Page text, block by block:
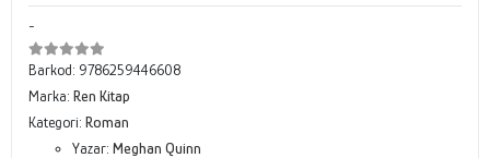
-
Barkod: 9786259446608
Marka: Ren Kitap
Kategori: Roman
Yazar: Meghan Quinn